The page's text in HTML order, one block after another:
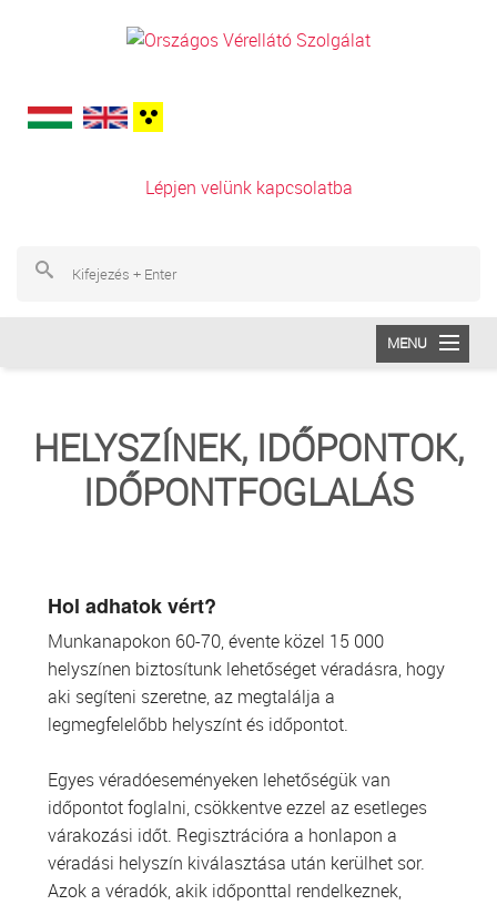
Lépjen velünk kapcsolatba
MENU
VÉRADÁS
ŐSSEJT DONÁCIÓ
VÁRÓLISTÁK
HELYSZÍNEK, IDŐPONTOK,
IDŐPONTFOGLALÁS
Hol adhatok vért?
Munkanapokon 60-70, évente közel 15 000
helyszínen biztosítunk lehetőséget véradásra, hogy
aki segíteni szeretne, az megtalálja a
legmegfelelőbb helyszínt és időpontot.
Egyes véradóeseményeken lehetőségük van
időpontot foglalni, csökkentve ezzel az esetleges
várakozási időt. Regisztrációra a honlapon a
véradási helyszín kiválasztása után kerülhet sor.
Azok a véradók, akik időponttal rendelkeznek,